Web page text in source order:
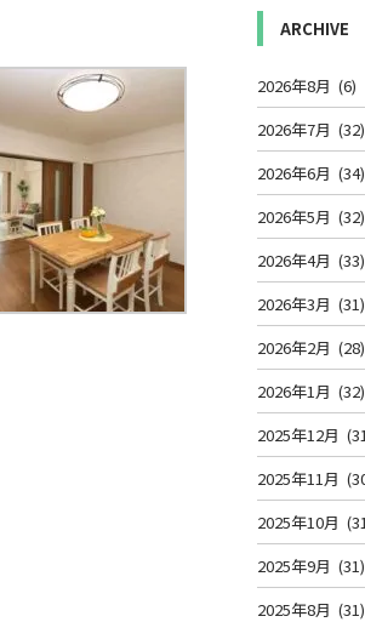
ARCHIVE
2026年8月 (6)
2026年7月 (32)
2026年6月 (34)
2026年5月 (32)
2026年4月 (33)
2026年3月 (31)
2026年2月 (28)
2026年1月 (32)
2025年12月
2025年11月
2025年10月
2025年9月 (31)
2025年8月 (31)